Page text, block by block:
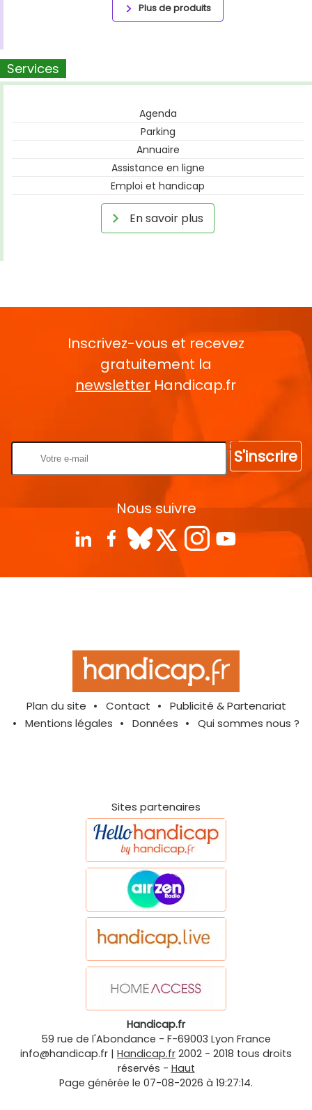
Plus de produits
Services
Agenda
Parking
Annuaire
Assistance en ligne
Emploi et handicap
En savoir plus
Inscrivez-vous et recevez
gratuitement la
newsletter Handicap.fr
S'inscrire
Nous suivre
Plan du site Contact
Publicité & Partenariat
Mentions légales
Données Qui sommes nous ?
Sites partenaires
Handicap.fr
59 rue de l'Abondance - F-69003 Lyon France
info@handicap.fr | Handicap.fr 2002 - 2018 tous droits
réservés - Haut
Page générée le 07-08-2026 à 19:27:14.